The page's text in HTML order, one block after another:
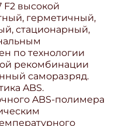
F2 высокой
герметичный,
стационарный,
по технологии
рекомбинации
саморазряд.
ABS.
ABS-полимера